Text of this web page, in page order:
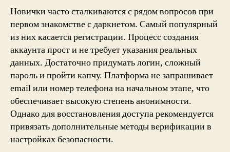
Новички часто сталкиваются с рядом вопросов при
первом знакомстве с даркнетом. Самый популярный
из них касается регистрации. Процесс создания
аккаунта прост и не требует указания реальных
данных. Достаточно придумать логин, сложный
пароль и пройти капчу. Платформа не запрашивает
email или номер телефона на начальном этапе, что
обеспечивает высокую степень анонимности.
Однако для восстановления доступа рекомендуется
привязать дополнительные методы верификации в
настройках безопасности.